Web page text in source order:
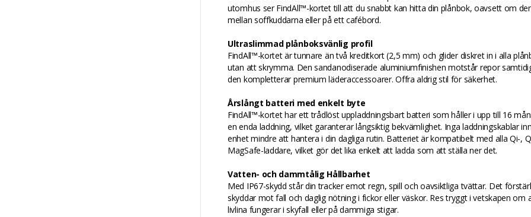
utomhus ser FindAll™-kortet till att du snabbt kan hitta din plånbok, oavsett om
mellan soffkuddarna eller på ett cafébord.
Ultraslimmad plånboksvänlig profil
FindAll™-kortet är tunnare än två kreditkort (2,5 mm) och glider diskret in i alla
utan att skrymma. Den sandanodiserade aluminiumfinishen motstår repor
den kompletterar premium läderaccessoarer. Offra aldrig stil för säkerhet.
Årslångt batteri med enkelt byte
FindAll™-kortet har ett trådlöst uppladdningsbart batteri som håller i upp till 16
en enda laddning, vilket garanterar långsiktig bekvämlighet. Inga laddningskablar
enhet mindre att hantera i din dagliga rutin. Batteriet är kompatibelt med alla Qi-,
MagSafe-laddare, vilket gör det lika enkelt att ladda som att ställa ner det.
Vatten- och dammtålig Hållbarhet
Med IP67-skydd står din tracker emot regn, spill och oavsiktliga tvättar. Det
skyddar mot fall och daglig nötning i fickor eller väskor. Res tryggt i vetskapen om
livlina fungerar i skyfall eller på dammiga stigar.